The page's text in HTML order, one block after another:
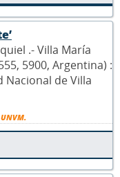
.- Villa María
5900, Argentina) :
Nacional de Villa